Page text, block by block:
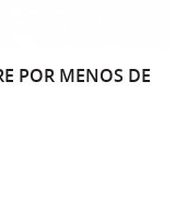
POR MENOS DE